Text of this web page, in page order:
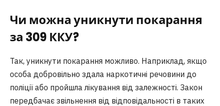
Чи можна уникнути покарання
за 309 ККУ?
Так, уникнути покарання можливо. Наприклад, якщо
особа добровільно здала наркотичні речовини до
поліції або пройшла лікування від залежності. Закон
передбачає звільнення від відповідальності в таких